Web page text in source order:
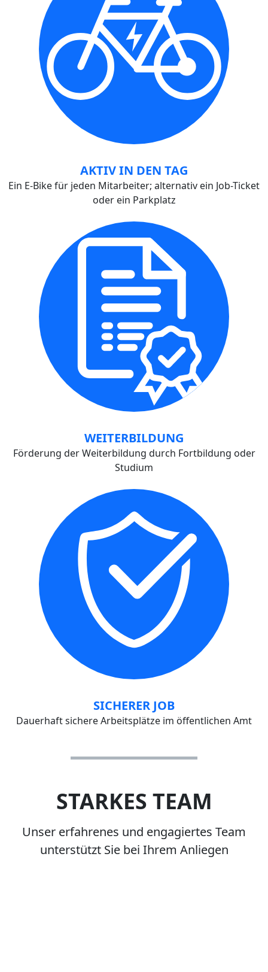
AKTIV IN DEN TAG
Ein E-Bike für jeden Mitarbeiter; alternativ ein Job-Ticket
oder ein Parkplatz
WEITERBILDUNG
Förderung der Weiterbildung durch Fortbildung oder
Studium
SICHERER JOB
Dauerhaft sichere Arbeitsplätze im öffentlichen Amt
STARKES TEAM
Unser erfahrenes und engagiertes Team
unterstützt Sie bei Ihrem Anliegen